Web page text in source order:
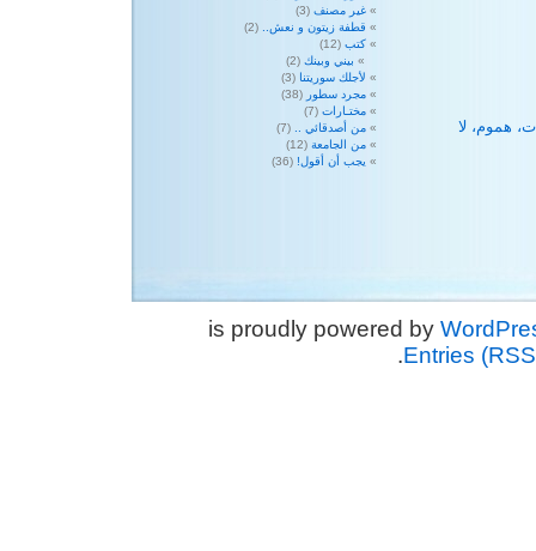
هموم، لا
غير مصنف (3)
قطفة زيتون و نعش..
(2)
كتب (12)
بيني وبينك (2)
لأجلك سوريتنا (3)
مجرد سطور (38)
مختـارات (7)
من أصدقائي ..
(7)
من الجامعة (12)
يجب أن أقول! (36)
Entries
.